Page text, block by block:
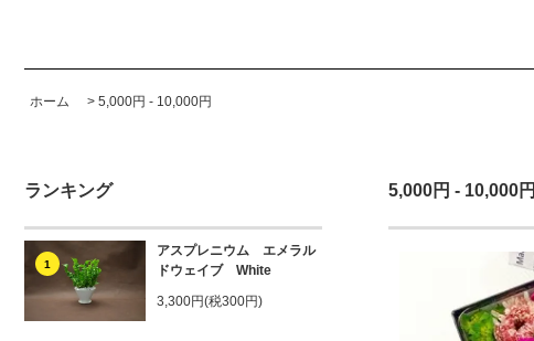
ホーム > 5,000円 - 10,000円
ランキング
1
アスプレニウム エメラル
ドウェイブ White
3,300円(税300円)
5,000円 - 10,000円